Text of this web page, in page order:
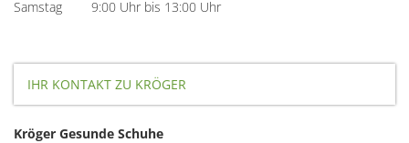
Samstag 9:00 Uhr bis 13:00 Uhr
IHR KONTAKT ZU KRÖGER
Kröger Gesunde Schuhe